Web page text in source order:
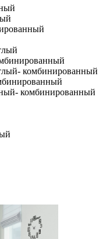
комбинированный
комбинированный